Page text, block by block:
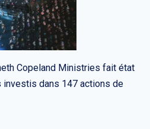
Copeland Ministries fait état
dans 147 actions de